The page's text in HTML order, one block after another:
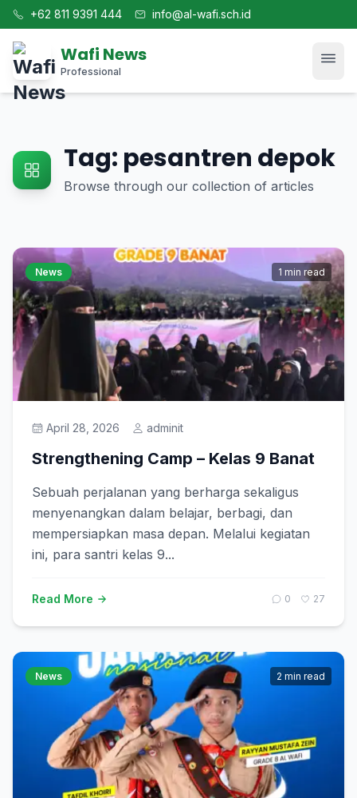
+62 811 9391 444 info@al-wafi.sch.id
Wafi News
Professional
News
Blog
Kajian
Prestasi
Tag: pesantren depok
Browse through our collection of articles
News 1 min read
April 28, 2026 adminit
Strengthening Camp – Kelas 9 Banat
Sebuah perjalanan yang berharga sekaligus
menyenangkan dalam belajar, berbagi, dan
mempersiapkan masa depan. Melalui kegiatan
ini, para santri kelas 9...
Read More 0 27
News 2 min read